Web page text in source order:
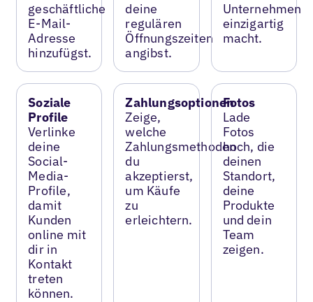
geschäftliche
E-Mail-
Adresse
hinzufügst.
deine
regulären
Öffnungszeiten
angibst.
Unternehmen
einzigartig
macht.
Soziale
Profile
Verlinke
deine
Social-
Media-
Profile,
damit
Kunden
online mit
dir in
Kontakt
treten
können.
Zahlungsoptionen
Zeige,
welche
Zahlungsmethoden
du
akzeptierst,
um Käufe
zu
erleichtern.
Fotos
Lade
Fotos
hoch, die
deinen
Standort,
deine
Produkte
und dein
Team
zeigen.